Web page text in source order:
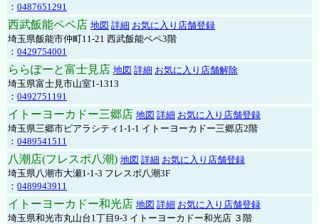
： 0487651291
西武飯能ペペ店 地図 詳細 お気に入り店舗登録
埼玉県飯能市仲町11-21 西武飯能ペペ3階
： 0429754001
ららぽーと富士見店 地図 詳細 お気に入り店舗解除
埼玉県富士見市山室1-1313
： 0492751191
イトーヨーカドー三郷店 地図 詳細 お気に入り店舗登録
埼玉県三郷市ピアラシティ1-1-1 イトーヨーカドー三郷店2階
： 0489541511
八潮店(フレスポ八潮) 地図 詳細 お気に入り店舗登録
埼玉県八潮市大瀬1-1-3 フレスポ八潮3F
： 0489943911
イトーヨーカドー和光店 地図 詳細 お気に入り店舗登録
埼玉県和光市丸山台1丁目9-3 イトーヨーカドー和光店 ３階